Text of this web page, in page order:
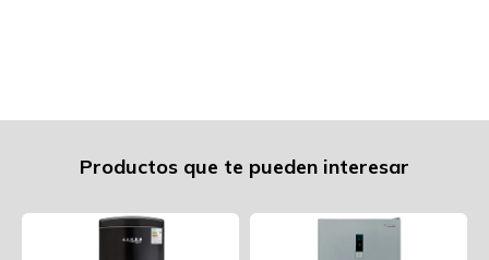
Productos que te pueden interesar